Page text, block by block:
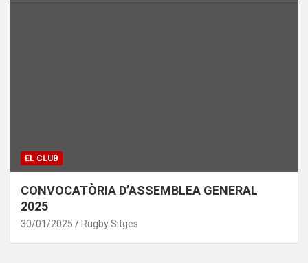
EL CLUB
CONVOCATÒRIA D’ASSEMBLEA GENERAL
2025
30/01/2025 Rugby Sitges